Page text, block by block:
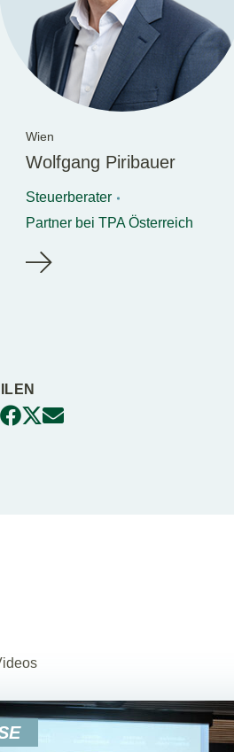
Wien
Wolfgang Piribauer
Steuerberater
Partner bei TPA Österreich